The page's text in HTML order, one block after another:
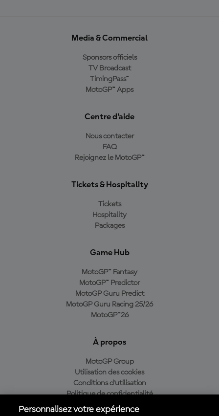
Media & Commercial
Sponsors officiels
TV Broadcast
TimingPass™
MotoGP™ Apps
Centre d'aide
Nous contacter
FAQ
Rejoignez le MotoGP™
Tickets & Hospitality
Tickets
Hospitality
Packages
Game Hub
MotoGP™ Fantasy
MotoGP™ Predictor
MotoGP Guru Predict
MotoGP Guru Racing 25/26
MotoGP™26
À propos
MotoGP Group
Utilisation des cookies
Conditions d'utilisation
Politique de confidentialité
Politique d’achat
Personnalisez votre expérience